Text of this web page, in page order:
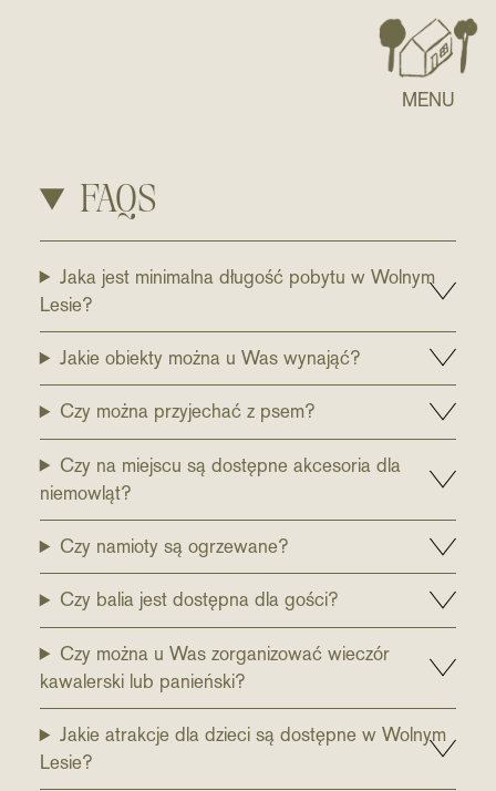
MENU
FAQS
Jaka jest minimalna długość pobytu w Wolnym
Lesie?
Jakie obiekty można u Was wynająć?
Czy można przyjechać z psem?
Czy na miejscu są dostępne akcesoria dla
niemowląt?
Czy namioty są ogrzewane?
Czy balia jest dostępna dla gości?
Czy można u Was zorganizować wieczór
kawalerski lub panieński?
Jakie atrakcje dla dzieci są dostępne w Wolnym
Lesie?